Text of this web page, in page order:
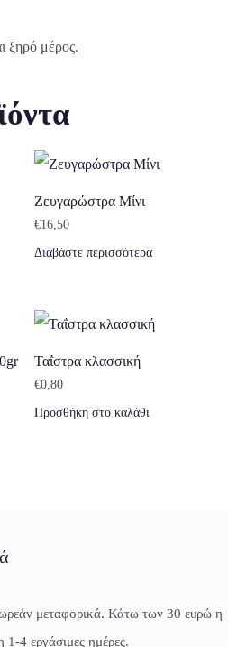
ξηρό μέρος.
€22,90.
Ζευγαρώστρα Μίνι
€16,50
Διαβάστε περισσότερα
Ταΐστρα κλασσική
€0,80
Προσθήκη στο καλάθι
μεταφορικά. Κάτω των 30 ευρώ η
4 εργάσιμες ημέρες.